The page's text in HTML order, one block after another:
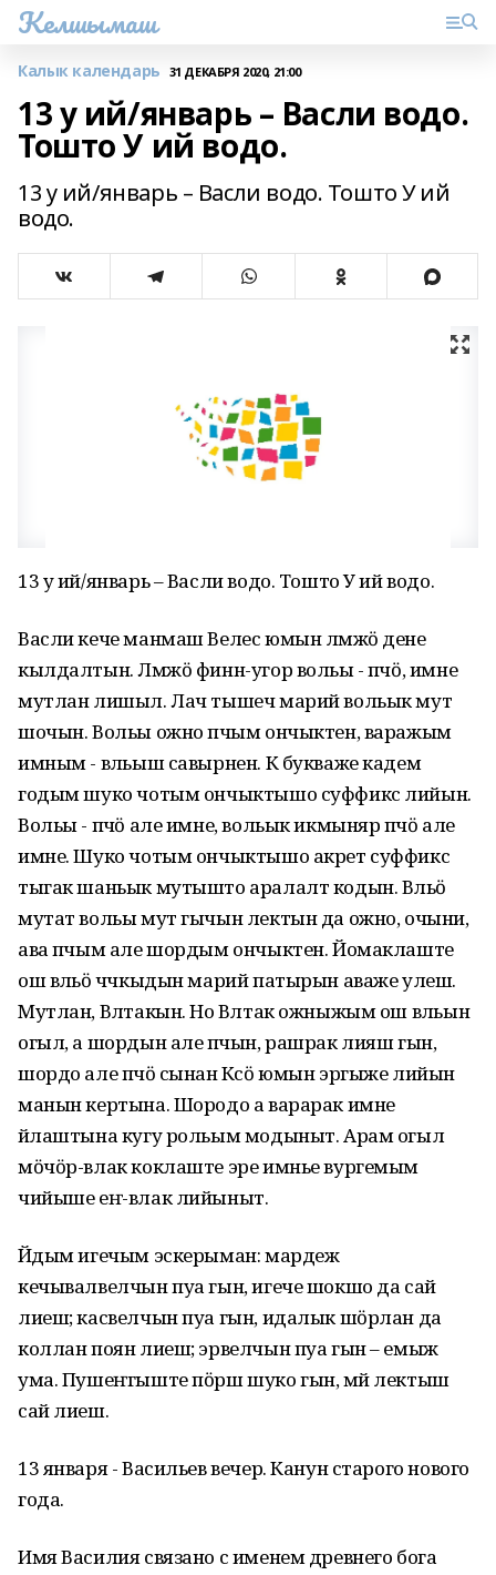
Келшымаш
Калык календарь 31 ДЕКАБРЯ 2020, 21:00
13 у ий/январь – Васли водо.
Тошто У ий водо.
13 у ий/январь – Васли водо. Тошто У ий
водо.
13 у ий/январь – Васли водо. Тошто У ий водо.
Васли кече манмаш Велес юмын лӱмжӧ дене
кылдалтын. Лӱмжӧ финн-угор вольы - пӱчӧ, имне
мутлан лишыл. Лач тышеч марий вольык мут
шочын. Вольы ожно пӱчым ончыктен, варажым
имным - вӱльыш савырнен. К букваже кадем
годым шуко чотым ончыктышо суффикс лийын.
Вольы - пӱчӧ але имне, вольык икмыняр пӱчӧ але
имне. Шуко чотым ончыктышо акрет суффикс
тыгак шаньык мутышто аралалт кодын. Вӱльӧ
мутат вольы мут гычын лектын да ожно, очыни,
ава пӱчым але шордым ончыктен. Йомаклаште
ош вӱльӧ чӱчкыдын марий патырын аваже улеш.
Мутлан, Вӱлтакын. Но Вӱлтак ожныжым ош вӱльын
огыл, а шордын але пӱчын, рашрак лияш гын,
шордо але пӱчӧ сынан Кӱсӧ юмын эргыже лийын
манын кертына. Шородо а варарак имне
йӱлаштына кугу рольым модыныт. Арам огыл
мӧчӧр-влак коклаште эре имнье вургемым
чийыше еҥ-влак лийыныт.
Йӱдым игечым эскерыман: мардеж
кечывалвелчын пуа гын, игече шокшо да сай
лиеш; касвелчын пуа гын, идалык шӧрлан да
коллан поян лиеш; эрвелчын пуа гын – емыж
ума. Пушеҥгыште пӧрш шуко гын, мӱй лектыш
сай лиеш.
13 января - Васильев вечер. Канун старого нового
года.
Имя Василия связано с именем древнего бога